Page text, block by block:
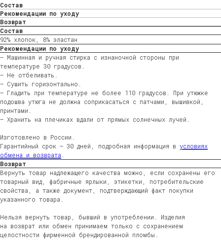
Состав
Рекомендации по уходу
Возврат
Состав
92% хлопок, 8% эластан
Рекомендации по уходу
— Машинная и ручная стирка с изнаночной стороны при
температуре 30 градусов.
— Не отбеливать.
— Сушить горизонтально.
— Гладить при температуре не более 110 градусов. При утюжке
подошва утюга не должна соприкасаться с патчами, вышивкой,
принтами.
— Хранить на плечиках вдали от прямых солнечных лучей.
Изготовлено в России.
Гарантийный срок — 30 дней, подробная информация в условиях
обмена и возврата
Возврат
Вернуть товар надлежащего качества можно, если сохранены его
товарный вид, фабричные ярлыки, этикетки, потребительские
свойства, а также документ, подтверждающий факт покупки
указанного товара.
Нельзя вернуть товар, бывший в употреблении. Изделия
на возврат или обмен принимаем только с сохранением
целостности фирменной брендированной пломбы.